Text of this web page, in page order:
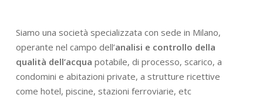
Siamo una società specializzata con sede in Milano,
operante nel campo dell’analisi e controllo della
qualità dell’acqua potabile, di processo, scarico, a
condomini e abitazioni private, a strutture ricettive
come hotel, piscine, stazioni ferroviarie, etc